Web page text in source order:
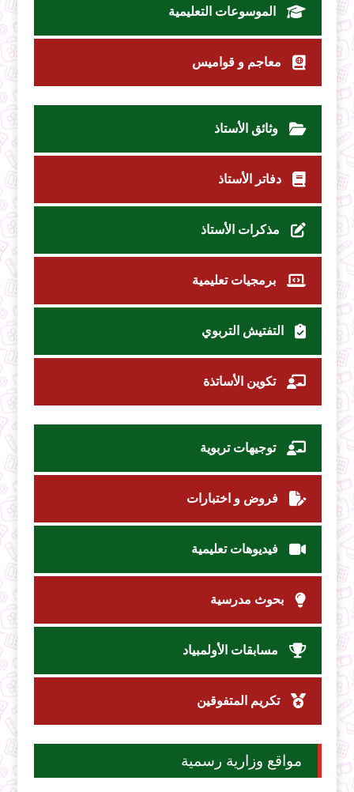
الموسوعات التعليمية
معاجم و قواميس
وثائق الأستاذ
دفاتر الأستاذ
مذكرات الأستاذ
برمجيات تعليمية
التفتيش التربوي
تكوين الأساتذة
توجيهات تربوية
فروض و اختبارات
فيديوهات تعليمية
بحوث مدرسية
مسابقات الأولمبياد
تكريم المتفوقين
مواقع وزارية رسمية